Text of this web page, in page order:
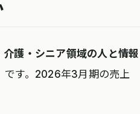
介護・シニア領域の人と情報
です。2026年3月期の売上